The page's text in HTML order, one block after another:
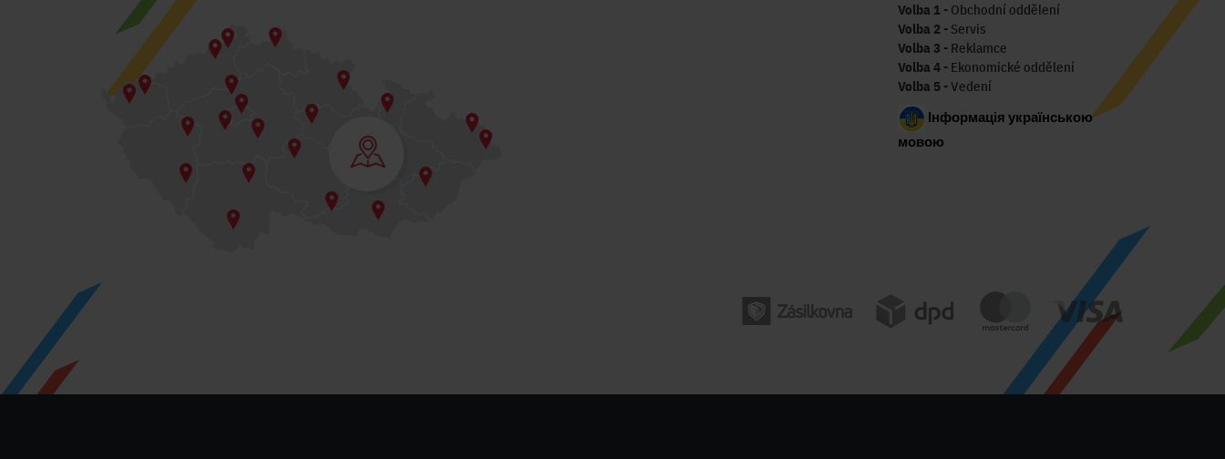
Volba 1 - Obchodní oddělení
Volba 2 - Servis
Volba 3 - Reklamce
Volba 4 - Ekonomické oddělení
Volba 5 - Vedení
Інформація українською
мовою